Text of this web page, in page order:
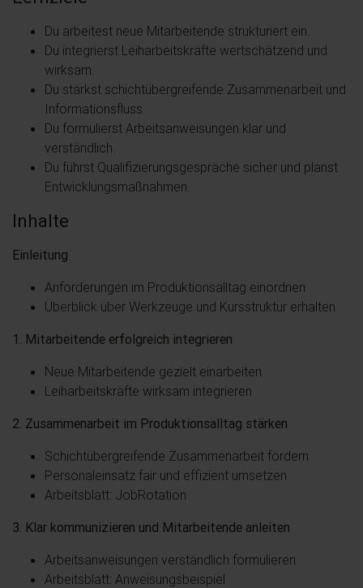
Du arbeitest neue Mitarbeitende strukturiert ein.
Du integrierst Leiharbeitskräfte wertschätzend und
wirksam.
Du stärkst schichtübergreifende Zusammenarbeit und
Informationsfluss.
Du formulierst Arbeitsanweisungen klar und
verständlich.
Du führst Qualifizierungsgespräche sicher und planst
Entwicklungsmaßnahmen.
Inhalte
Einleitung
Anforderungen im Produktionsalltag einordnen
Überblick über Werkzeuge und Kursstruktur erhalten
1. Mitarbeitende erfolgreich integrieren
Neue Mitarbeitende gezielt einarbeiten
Leiharbeitskräfte wirksam integrieren
2. Zusammenarbeit im Produktionsalltag stärken
Schichtübergreifende Zusammenarbeit fördern
Personaleinsatz fair und effizient umsetzen
Arbeitsblatt: JobRotation
3. Klar kommunizieren und Mitarbeitende anleiten
Arbeitsanweisungen verständlich formulieren
Arbeitsblatt: Anweisungsbeispiel